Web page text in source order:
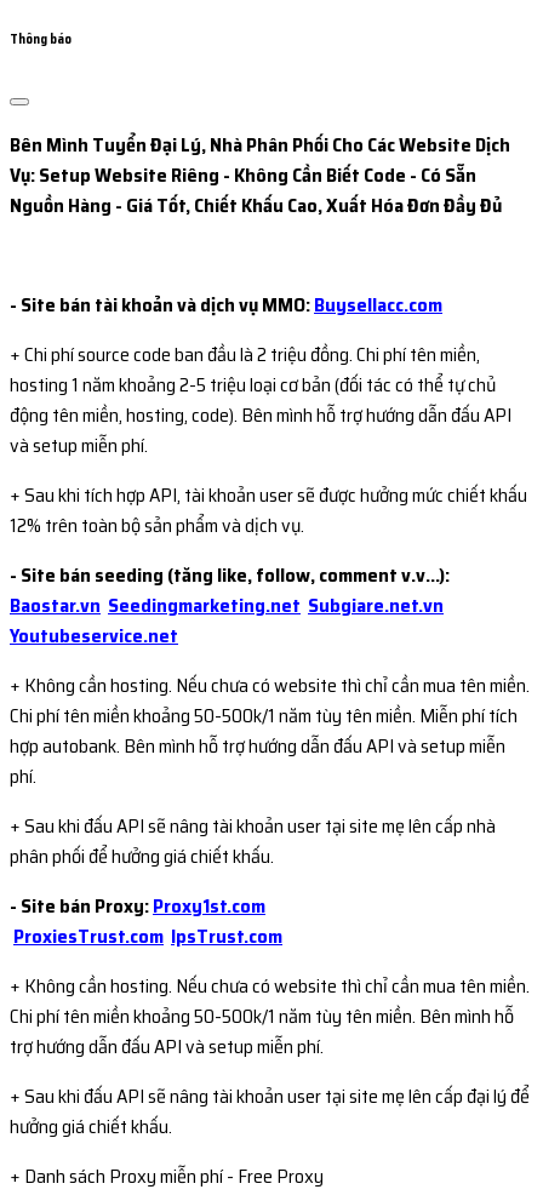
Thông báo
Bên Mình Tuyển Đại Lý, Nhà Phân Phối Cho Các Website Dịch
Vụ: Setup Website Riêng - Không Cần Biết Code - Có Sẵn
Nguồn Hàng - Giá Tốt, Chiết Khấu Cao, Xuất Hóa Đơn Đầy Đủ
- Site bán tài khoản và dịch vụ MMO:Buysellacc.com
+ Chi phí source code ban đầu là 2 triệu đồng. Chi phí tên miền,
hosting 1 năm khoảng 2-5 triệu loại cơ bản (đối tác có thể tự chủ
động tên miền, hosting, code). Bên mình hỗ trợ hướng dẫn đấu API
và setup miễn phí.
+ Sau khi tích hợp API, tài khoản user sẽ được hưởng mức chiết khấu
12% trên toàn bộ sản phẩm và dịch vụ.
- Site bán seeding (tăng like, follow, comment v.v...):
Baostar.vn Seedingmarketing.net Subgiare.net.vn
Youtubeservice.net
+ Không cần hosting. Nếu chưa có website thì chỉ cần mua tên miền.
Chi phí tên miền khoảng 50-500k/1 năm tùy tên miền. Miễn phí tích
hợp autobank. Bên mình hỗ trợ hướng dẫn đấu API và setup miễn
phí.
+ Sau khi đấu API sẽ nâng tài khoản user tại site mẹ lên cấp nhà
phân phối để hưởng giá chiết khấu.
- Site bán Proxy:Proxy1st.com
ProxiesTrust.com IpsTrust.com
+ Không cần hosting. Nếu chưa có website thì chỉ cần mua tên miền.
Chi phí tên miền khoảng 50-500k/1 năm tùy tên miền. Bên mình hỗ
trợ hướng dẫn đấu API và setup miễn phí.
+ Sau khi đấu API sẽ nâng tài khoản user tại site mẹ lên cấp đại lý để
hưởng giá chiết khấu.
+ Danh sách Proxy miễn phí - Free Proxy